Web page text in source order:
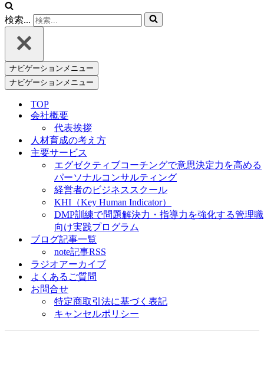
検索...
ナビゲーションメニュー
ナビゲーションメニュー
TOP
会社概要
代表挨拶
人材育成の考え方
主要サービス
エグゼクティブコーチングで意思決定力を高める
パーソナルコンサルティング
経営者のビジネススクール
KHI（Key Human Indicator）
DMP訓練で問題解決力・指導力を強化する管理職
向け実践プログラム
ブログ記事一覧
note記事RSS
ラジオアーカイブ
よくあるご質問
お問合せ
特定商取引法に基づく表記
キャンセルポリシー